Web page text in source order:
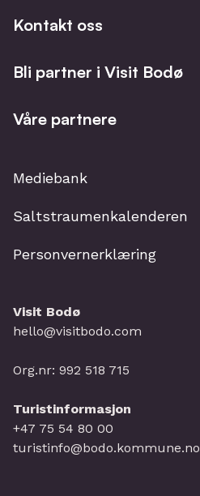
Kontakt oss
Bli partner i Visit Bodø
Våre partnere
Mediebank
Saltstraumenkalenderen
Personvernerklæring
Visit Bodø
hello@visitbodo.com
Org.nr: 992 518 715
Turistinformasjon
+47 75 54 80 00
turistinfo@bodo.kommune.no